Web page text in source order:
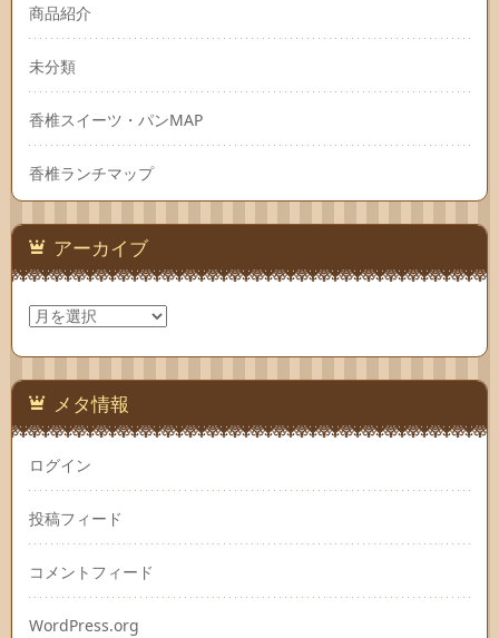
商品紹介
未分類
香椎スイーツ・パンMAP
香椎ランチマップ
アーカイブ
ア
カ
イ
ブ メタ情報
ログイン
投稿フィード
コメントフィード
WordPress.org